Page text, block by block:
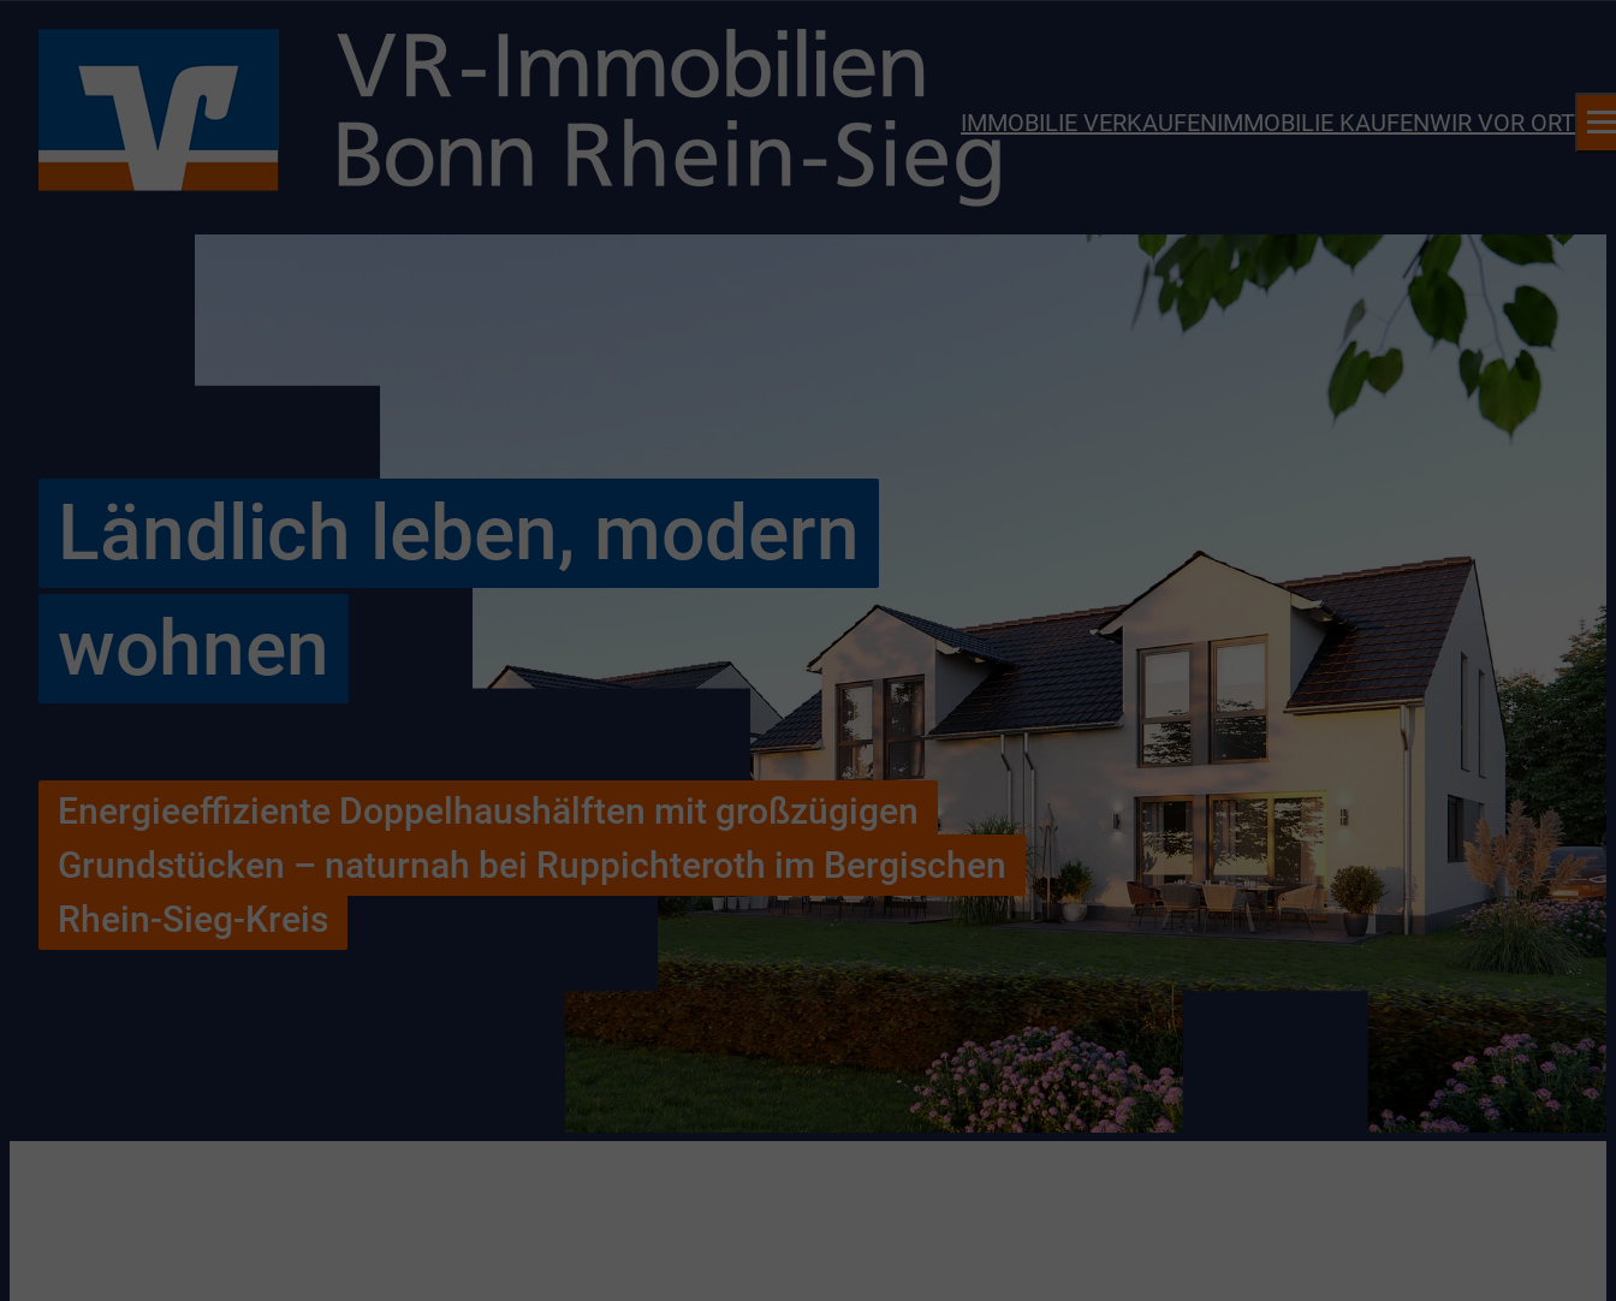
IMMOBILIE VERKAUFENIMMOBILIE KAUFENWIR VOR ORT
Ländlich leben, modern
wohnen
Energieeffiziente Doppelhaushälften mit großzügigen
Grundstücken – naturnah bei Ruppichteroth im Bergischen
Rhein-Sieg-Kreis